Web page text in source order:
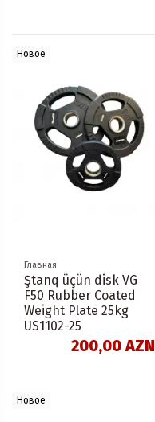
Новое
Главная
Ştanq üçün disk VG
F50 Rubber Coated
Weight Plate 25kg
US1102-25
200,00 AZN
Новое